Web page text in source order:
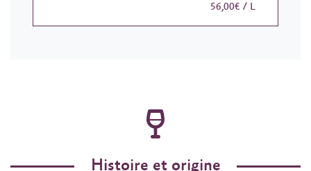
56,00€ / L
Histoire et origine